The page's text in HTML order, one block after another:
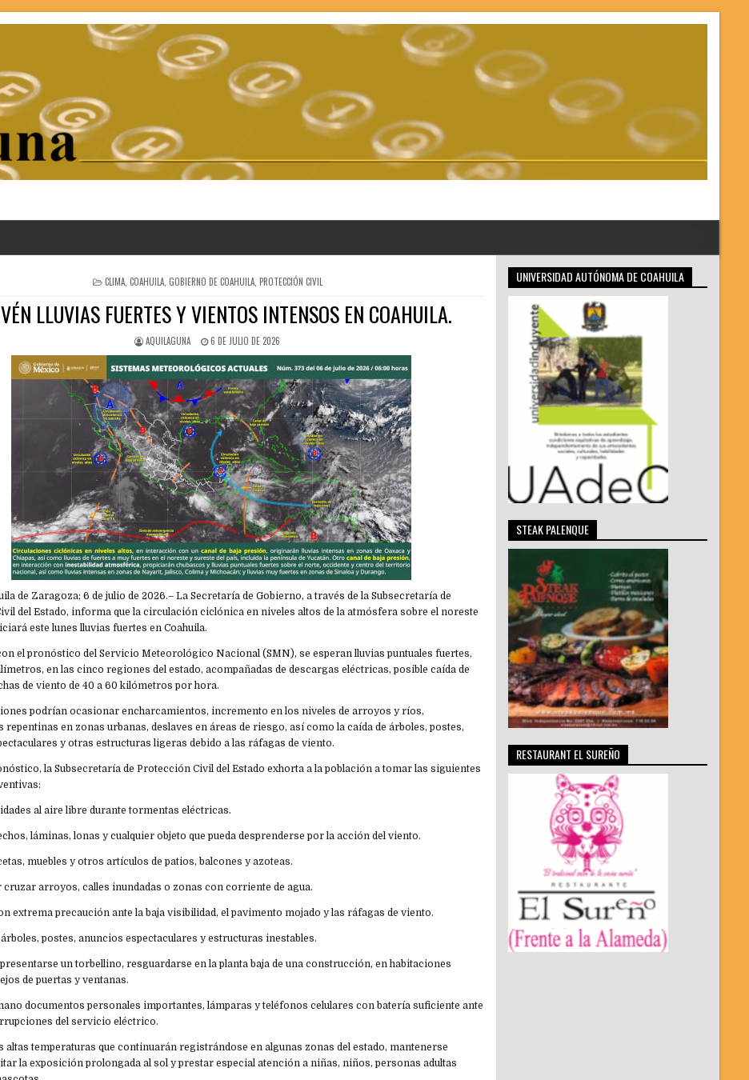
POSTED
IN
CLIMA, COAHUILA, GOBIERNO DE COAHUILA, PROTECCIÓN CIVIL
LLUVIAS FUERTES Y VIENTOS INTENSOS EN COAHUILA.
AQUILAGUNA 6 DE JULIO DE 2026
de Zaragoza; 6 de julio de 2026.– La Secretaría de Gobierno, a través de la Subsecretaría de
del Estado, informa que la circulación ciclónica en niveles altos de la atmósfera sobre el noreste
este lunes lluvias fuertes en Coahuila.
el pronóstico del Servicio Meteorológico Nacional (SMN), se esperan lluvias puntuales fuertes,
en las cinco regiones del estado, acompañadas de descargas eléctricas, posible caída de
de viento de 40 a 60 kilómetros por hora.
podrían ocasionar encharcamientos, incremento en los niveles de arroyos y ríos,
repentinas en zonas urbanas, deslaves en áreas de riesgo, así como la caída de árboles, postes,
y otras estructuras ligeras debido a las ráfagas de viento.
la Subsecretaría de Protección Civil del Estado exhorta a la población a tomar las siguientes
al aire libre durante tormentas eléctricas.
láminas, lonas y cualquier objeto que pueda desprenderse por la acción del viento.
muebles y otros artículos de patios, balcones y azoteas.
arroyos, calles inundadas o zonas con corriente de agua.
extrema precaución ante la baja visibilidad, el pavimento mojado y las ráfagas de viento.
postes, anuncios espectaculares y estructuras inestables.
un torbellino, resguardarse en la planta baja de una construcción, en habitaciones
de puertas y ventanas.
documentos personales importantes, lámparas y teléfonos celulares con batería suficiente ante
del servicio eléctrico.
altas temperaturas que continuarán registrándose en algunas zonas del estado, mantenerse
la exposición prolongada al sol y prestar especial atención a niñas, niños, personas adultas
UNIVERSIDAD AUTÓNOMA DE COAHUILA
STEAK PALENQUE
RESTAURANT EL SUREÑO